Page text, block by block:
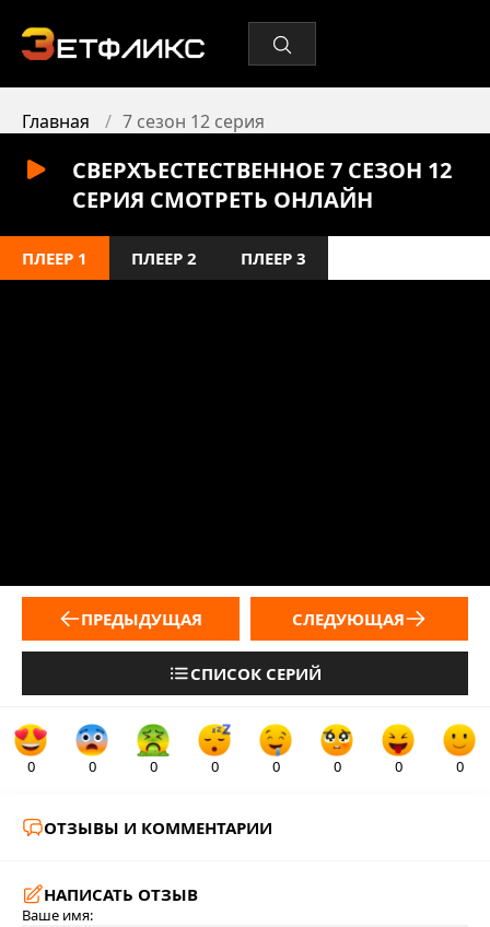
Главная 7 сезон 12 серия
СВЕРХЪЕСТЕСТВЕННОЕ 7 СЕЗОН 12
СЕРИЯ СМОТРЕТЬ ОНЛАЙН
ПЛЕЕР 1 ПЛЕЕР 2 ПЛЕЕР 3
ПРЕДЫДУЩАЯ
СПИСОК СЕРИЙ
СЛЕДУЮЩАЯ
0 0 0 0 0 0 0 0
ОТЗЫВЫ И КОММЕНТАРИИ
НАПИСАТЬ ОТЗЫВ
Ваше имя: